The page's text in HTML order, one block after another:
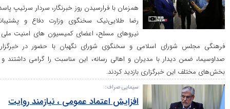
همزمان با فرارسیدن روز خبرنگار، سردار سرتیپ پاسدار
رضا طلایی‌نیک سخنگوی وزارت دفاع و پشتیبانی
نیرو‌های مسلح، اعضای کمیسیون های امنیت ملی و
اسلامی و سخنگوی شورای نگهبان با حضور در خبرگزاری
دیدار با مدیران و اهالی رسانه، این مناسبت را گرامی داشتند و از
خبرگزاری بازدید کردند.
سیمایی صراف:
افزایش اعتماد عمومی ، نیازمند روایت